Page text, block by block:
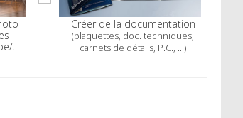
...
Créer de la documentation
(plaquettes, doc. techniques,
carnets de détails, P.C., …)